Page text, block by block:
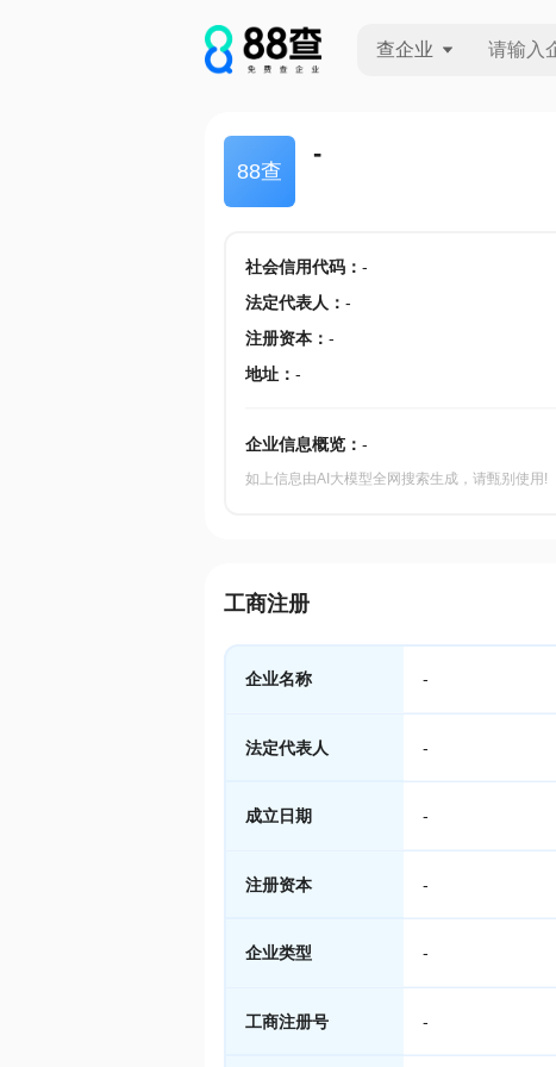
查企业
88查
-
社会信用代码： -
法定代表人 ： -
注册资本： -
地址： -
企业信息概览： -
如上信息由AI大模型全网搜索生成，请甄别使用!
工商注册
企业名称 -
法定代表人 -
成立日期 -
注册资本 -
企业类型 -
工商注册号 -